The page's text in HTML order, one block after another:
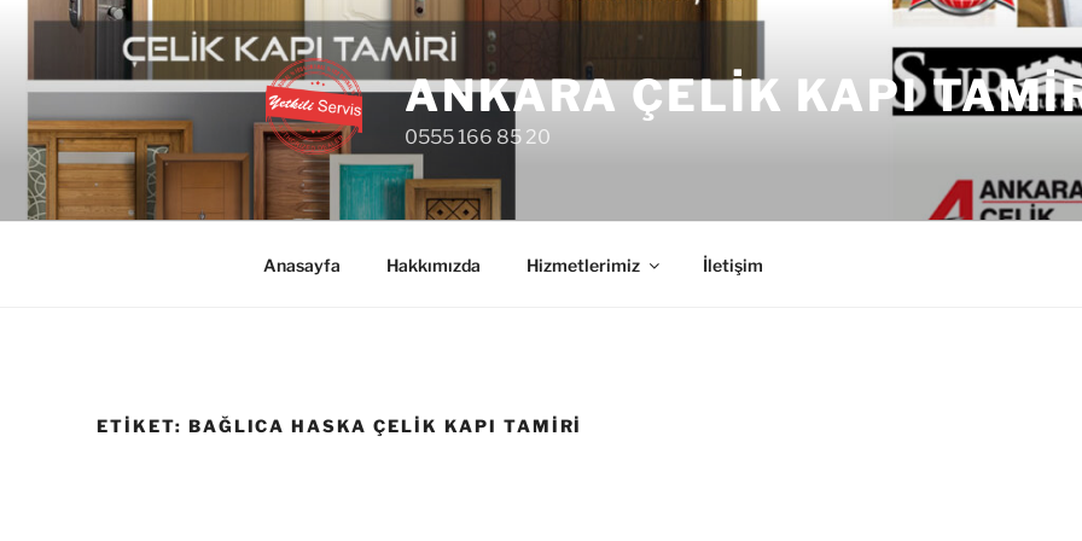
ANKARA ÇELIK KAPI
0555 166 85 20
Anasayfa Hakkımızda Hizmetlerimiz İletişim
ETIKET: BAĞLICA HASKA ÇELIK KAPI TAMIRI